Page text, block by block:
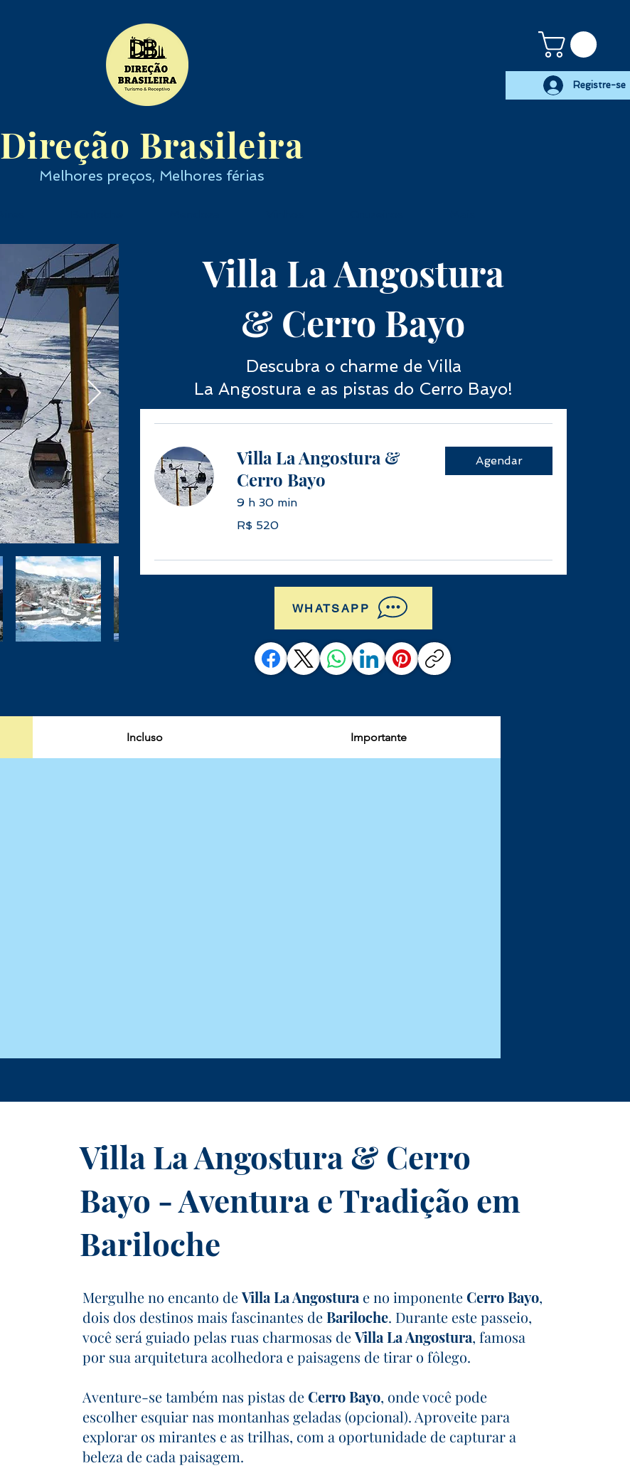
Registre-se
Direção Brasileira
Melhores preços, Melhores férias
Villa La Angostura
& Cerro Bayo
Descubra o charme de Villa
La Angostura e as pistas do Cerro Bayo!
Villa La Angostura &
Cerro Bayo
9 h 30 min
Reais
R$ 520
Agendar
WHATSAPP
Incluso Importante
Villa La Angostura & Cerro
Bayo - Aventura e Tradição em
Bariloche
Mergulhe no encanto deVilla La Angostura e no imponenteCerro Bayo,
dois dos destinos mais fascinantes deBariloche. Durante este passeio,
você será guiado pelas ruas charmosas deVilla La Angostura, famosa
por sua arquitetura acolhedora e paisagens de tirar o fôlego.
Aventure-se também nas pistas deCerro Bayo, onde você pode
escolher esquiar nas montanhas geladas (opcional). Aproveite para
explorar os mirantes e as trilhas, com a oportunidade de capturar a
beleza de cada paisagem.